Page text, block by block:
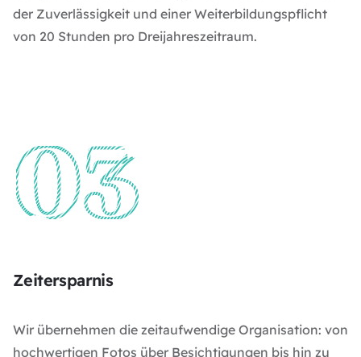
der Zuverlässigkeit und einer Weiterbildungspflicht
von 20 Stunden pro Dreijahreszeitraum.
Zeitersparnis
Wir übernehmen die zeitaufwendige Organisation: von
hochwertigen Fotos über Besichtigungen bis hin zu